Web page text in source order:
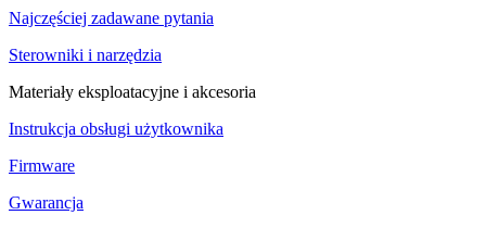
Najczęściej zadawane pytania
Sterowniki i narzędzia
Materiały eksploatacyjne i akcesoria
Instrukcja obsługi użytkownika
Firmware
Gwarancja